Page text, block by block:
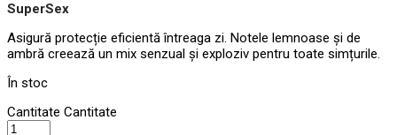
SuperSex
Asigură protecție eficientă întreaga zi. Notele lemnoase și de
ambră creează un mix senzual și exploziv pentru toate simțurile.
În stoc
Cantitate Cantitate